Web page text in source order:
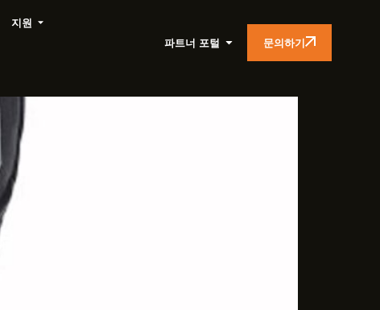
지원
파트너 포털
문의하기